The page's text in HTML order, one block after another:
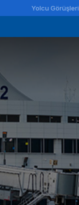
Yolcu Görüşleri